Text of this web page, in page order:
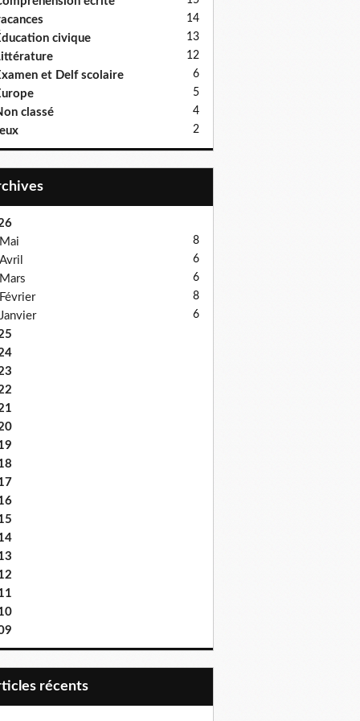
14
civique 13
12
et Delf scolaire 6
5
classé 4
2
Mai
8
Avril 6
Mars 6
Février 8
Janvier 6
récents